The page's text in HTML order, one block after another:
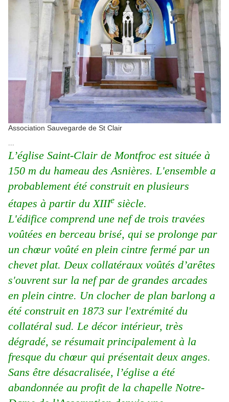
Association Sauvegarde de St Clair
L’église Saint-Clair de Montfroc est située à
150 m du hameau des Asnières. L'ensemble a
probablement été construit en plusieurs
étapes à partir du XIIIe siècle.
L'édifice comprend une nef de trois travées
voûtées en berceau brisé, qui se prolonge par
un chœur voûté en plein cintre fermé par un
chevet plat. Deux collatéraux voûtés d’arêtes
s'ouvrent sur la nef par de grandes arcades
en plein cintre. Un clocher de plan barlong a
été construit en 1873 sur l'extrémité du
collatéral sud. Le décor intérieur, très
dégradé, se résumait principalement à la
fresque du chœur qui présentait deux anges.
Sans être désacralisée, l’église a été
abandonnée au profit de la chapelle Notre-